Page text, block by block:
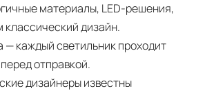
материалы, LED-решения,
классический дизайн.
— каждый светильник проходит
отправкой.
дизайнеры известны